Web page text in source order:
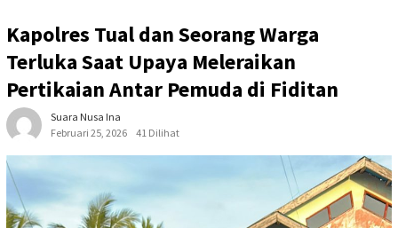
Kapolres Tual dan Seorang Warga
Terluka Saat Upaya Meleraikan
Pertikaian Antar Pemuda di Fiditan
Suara Nusa Ina
Februari 25, 2026
41 Dilihat